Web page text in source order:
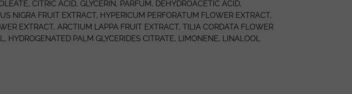
, CITRIC ACID, GLYCERIN, PARFUM, DEHYDROACETIC ACID,
NIGRA FRUIT EXTRACT, HYPERICUM PERFORATUM FLOWER EXTRACT,
EXTRACT, ARCTIUM LAPPA FRUIT EXTRACT, TILIA CORDATA FLOWER
HYDROGENATED PALM GLYCERIDES CITRATE, LIMONENE, LINALOOL